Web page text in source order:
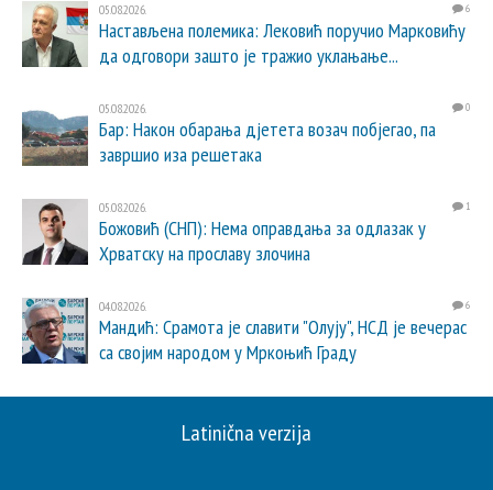
05.08.2026. 6
Настављена полемика: Лековић поручио Марковићу
да одговори зашто је тражио уклањање...
05.08.2026. 0
Бар: Након обарања дјетета возач побјегао, па
завршио иза решетака
05.08.2026. 1
Божовић (СНП): Нема оправдања за одлазак у
Хрватску на прославу злочина
04.08.2026. 6
Мандић: Срамота је славити "Олују", НСД је вечерас
са својим народом у Мркоњић Граду
Latinična verzija